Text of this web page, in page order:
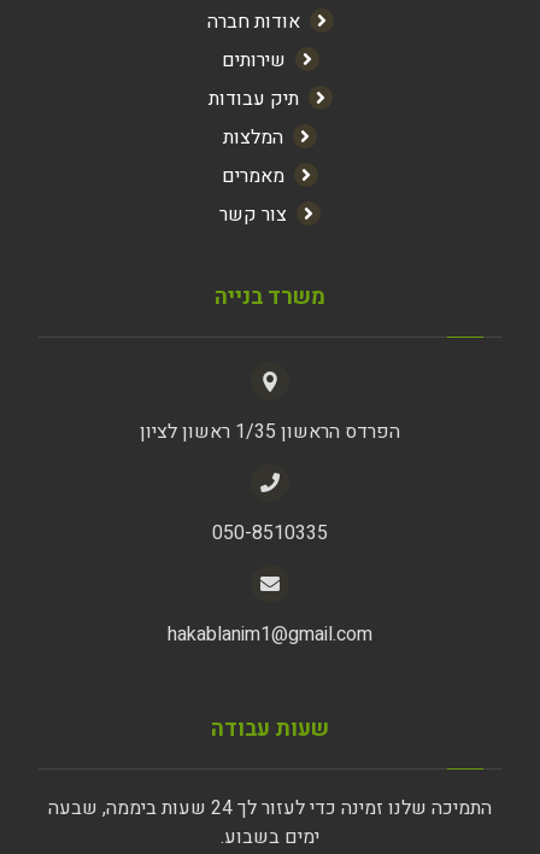
אודות חברה
שירותים
תיק עבודות
המלצות
מאמרים
צור קשר
משרד בנייה
הפרדס הראשון 1/35 ראשון לציון
050-8510335
hakablanim1@gmail.com
שעות עבודה
התמיכה שלנו זמינה כדי לעזור לך 24 שעות ביממה, שבעה
ימים בשבוע.